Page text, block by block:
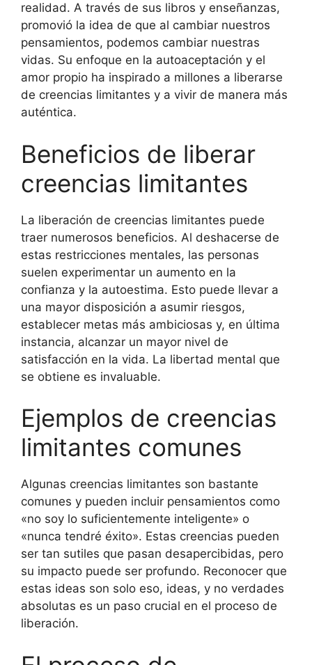
realidad. A través de sus libros y enseñanzas,
promovió la idea de que al cambiar nuestros
pensamientos, podemos cambiar nuestras
vidas. Su enfoque en la autoaceptación y el
amor propio ha inspirado a millones a liberarse
de creencias limitantes y a vivir de manera más
auténtica.
Beneficios de liberar
creencias limitantes
La liberación de creencias limitantes puede
traer numerosos beneficios. Al deshacerse de
estas restricciones mentales, las personas
suelen experimentar un aumento en la
confianza y la autoestima. Esto puede llevar a
una mayor disposición a asumir riesgos,
establecer metas más ambiciosas y, en última
instancia, alcanzar un mayor nivel de
satisfacción en la vida. La libertad mental que
se obtiene es invaluable.
Ejemplos de creencias
limitantes comunes
Algunas creencias limitantes son bastante
comunes y pueden incluir pensamientos como
«no soy lo suficientemente inteligente» o
«nunca tendré éxito». Estas creencias pueden
ser tan sutiles que pasan desapercibidas, pero
su impacto puede ser profundo. Reconocer que
estas ideas son solo eso, ideas, y no verdades
absolutas es un paso crucial en el proceso de
liberación.